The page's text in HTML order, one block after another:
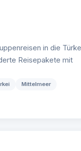
in die
Reisepakete mit
Mittelmeer